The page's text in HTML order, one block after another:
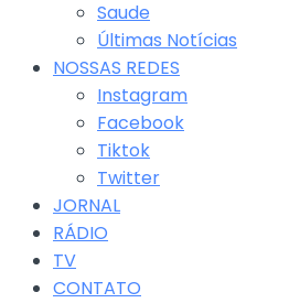
Saude
Últimas Notícias
NOSSAS REDES
Instagram
Facebook
Tiktok
Twitter
JORNAL
RÁDIO
TV
CONTATO